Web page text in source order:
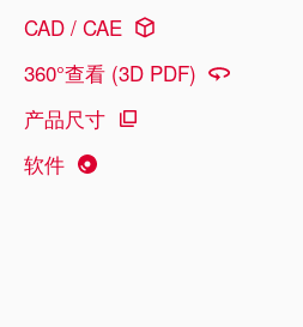
CAD / CAE
360°查看 (3D PDF)
产品尺寸
软件